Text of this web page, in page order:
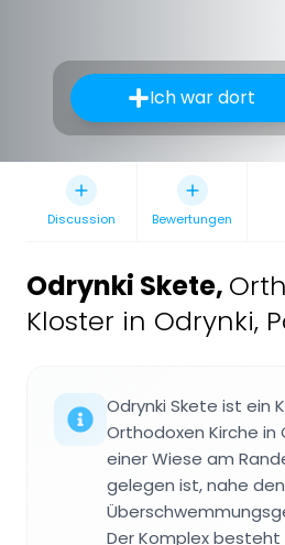
Ich war dort
Discussion Bewertungen
Odrynki Skete,
Kloster in Odrynki,
Odrynki Skete ist ein
Orthodoxen Kirche in
einer Wiese am
gelegen ist, nahe den
Der Komplex